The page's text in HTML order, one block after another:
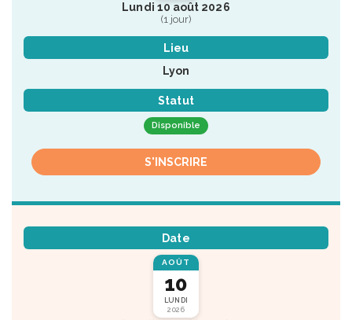
Lundi 10 août 2026
(1 jour)
Lieu
Lyon
Statut
Disponible
S'INSCRIRE
Date
AOÛT
10
LUNDI
2026